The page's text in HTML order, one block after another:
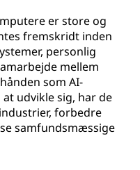
er store og
fremskridt inden
personlig
mellem
som AI-
udvikle sig, har de
forbedre
samfundsmæssige